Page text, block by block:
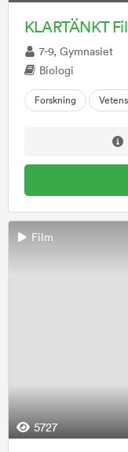
KLARTÄNKT
7-9, Gymnasiet
Biologi
Forskning
Film
5727